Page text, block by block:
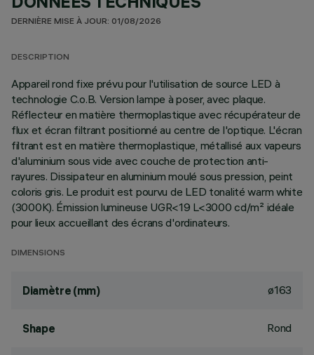
DERNIÈRE MISE À JOUR: 01/08/2026
DESCRIPTION
Appareil rond fixe prévu pour l'utilisation de source LED à
technologie C.o.B. Version lampe à poser, avec plaque.
Réflecteur en matière thermoplastique avec récupérateur de
flux et écran filtrant positionné au centre de l'optique. L'écran
filtrant est en matière thermoplastique, métallisé aux vapeurs
d'aluminium sous vide avec couche de protection anti-
rayures. Dissipateur en aluminium moulé sous pression, peint
coloris gris. Le produit est pourvu de LED tonalité warm white
(3000K). Émission lumineuse UGR<19 L<3000 cd/m² idéale
pour lieux accueillant des écrans d'ordinateurs.
DIMENSIONS
Diamètre (mm) ø163
Shape Rond